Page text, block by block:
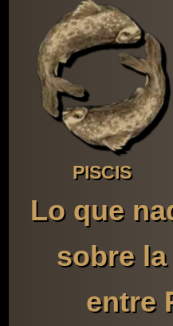
PISCIS
Lo que
sobre
entre